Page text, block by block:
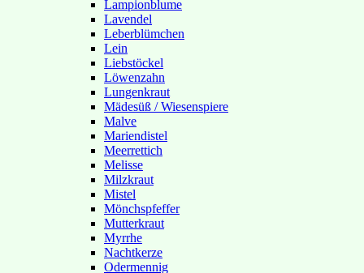
Lampionblume
Lavendel
Leberblümchen
Lein
Liebstöckel
Löwenzahn
Lungenkraut
Mädesüß / Wiesenspiere
Malve
Mariendistel
Meerrettich
Melisse
Milzkraut
Mistel
Mönchspfeffer
Mutterkraut
Myrrhe
Nachtkerze
Odermennig